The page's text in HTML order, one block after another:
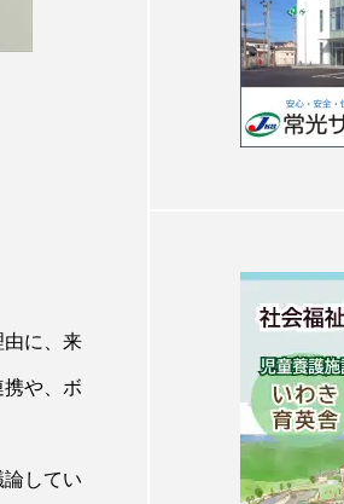
に、来
や、ボ
してい